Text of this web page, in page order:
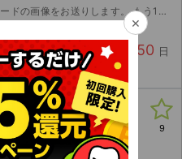
公演中止以外（出演者変更、本人確認等）の返金はいたしかねますのでご了承ください。 公演...
残り 50 日
FESTIVAL 2
業公園
9
×